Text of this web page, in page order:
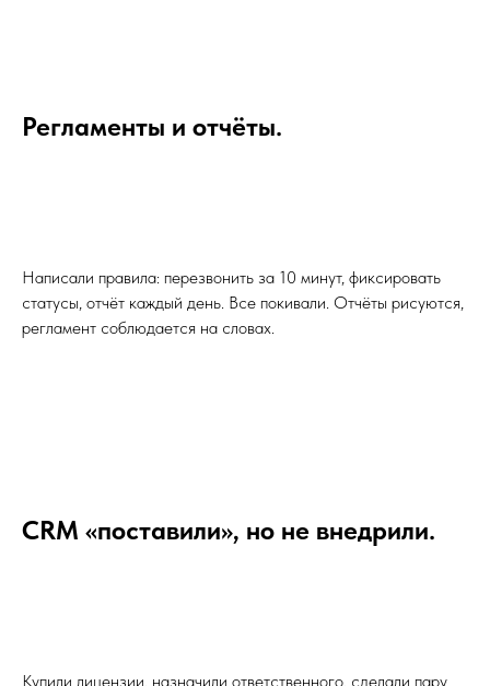
Регламенты и отчёты.
Написали правила: перезвонить за 10 минут, фиксировать
статусы, отчёт каждый день. Все покивали. Отчёты рисуются,
регламент соблюдается на словах.
CRM «поставили», но не внедрили.
Купили лицензии, назначили ответственного, сделали пару